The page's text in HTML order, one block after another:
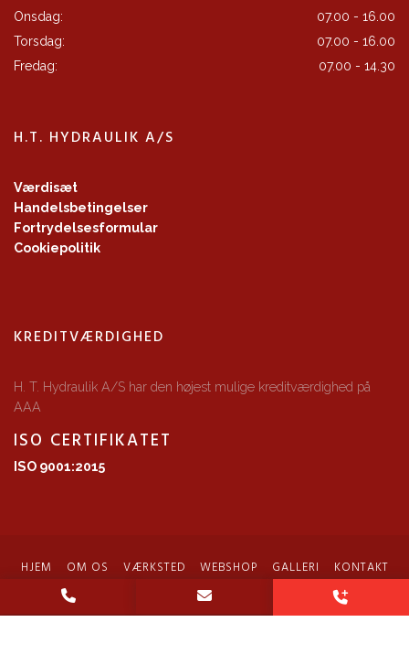
Onsdag:
07.00 - 16.00
Torsdag:
07.00 - 16.00
Fredag:
07.00 - 14.30
H.T. HYDRAULIK A/S
Værdisæt
Handelsbetingelser
Fortrydelsesformular
Cookiepolitik
KREDITVÆRDIGHED
H. T. Hydraulik A/S har den højest mulige kreditværdighed på
AAA
ISO CERTIFIKATET
ISO 9001:2015
HJEM OM OS VÆRKSTED WEBSHOP GALLERI
KONTAKT
HVAMØ A/S
|Privatlivspolitik|
Cookiepolitik